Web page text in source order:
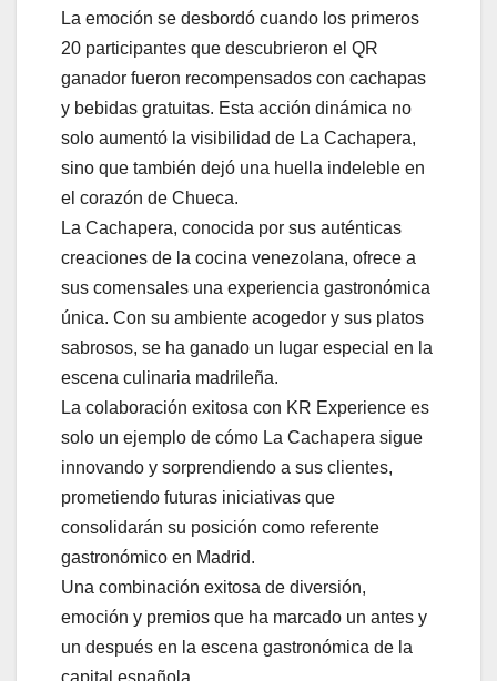
La emoción se desbordó cuando los primeros
20 participantes que descubrieron el QR
ganador fueron recompensados con cachapas
y bebidas gratuitas. Esta acción dinámica no
solo aumentó la visibilidad de La Cachapera,
sino que también dejó una huella indeleble en
el corazón de Chueca.
La Cachapera, conocida por sus auténticas
creaciones de la cocina venezolana, ofrece a
sus comensales una experiencia gastronómica
única. Con su ambiente acogedor y sus platos
sabrosos, se ha ganado un lugar especial en la
escena culinaria madrileña.
La colaboración exitosa con KR Experience es
solo un ejemplo de cómo La Cachapera sigue
innovando y sorprendiendo a sus clientes,
prometiendo futuras iniciativas que
consolidarán su posición como referente
gastronómico en Madrid.
Una combinación exitosa de diversión,
emoción y premios que ha marcado un antes y
un después en la escena gastronómica de la